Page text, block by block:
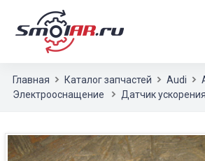
Главная Каталог запчастей Audi
Электрооснащение
Датчик ускорения